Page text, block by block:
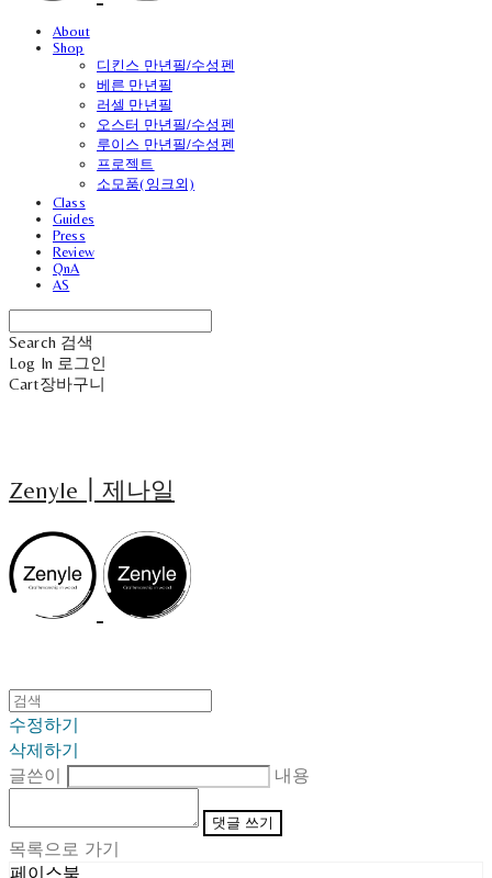
About
Shop
디킨스 만년필/수성펜
베른 만년필
러셀 만년필
오스터 만년필/수성펜
루이스 만년필/수성펜
프로젝트
소모품(잉크외)
Class
Guides
Press
Review
QnA
AS
Search 검색
Log In 로그인
Cart장바구니
Zenyle┃제나일
수정하기
삭제하기
글쓴이
내용
댓글 쓰기
목록으로 가기
페이스북